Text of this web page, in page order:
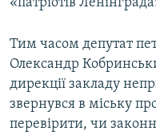
«патріотів
Тим часом депутат
Олександр
дирекції закладу
звернувся в міську
перевірити, чи